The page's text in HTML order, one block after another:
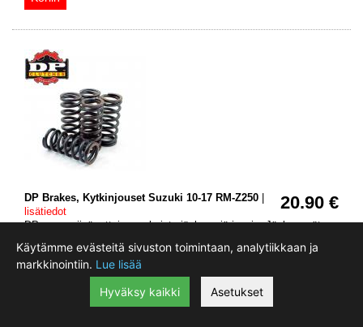
Käytämme evästeitä sivuston toimintaan, analytiikkaan ja
markkinointiin. Lue lisää
Hyväksy kaikki
Asetukset
20.90 €
DP Brakes, Kytkinjouset Suzuki 10-17 RM-Z250
lisätiedot
DP eroaa siinä, ettei se valmista jäykempiä jousia. Jäykemmät
Malli
Vuosimalli
RMZ250 2010 - 2020